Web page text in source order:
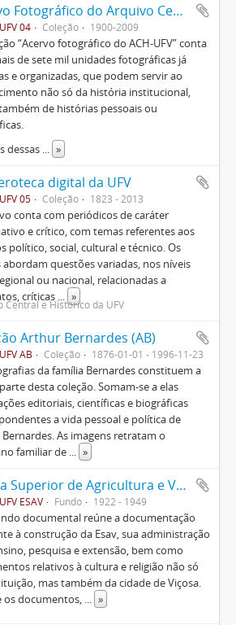
Acervo Fotográfico do Arquivo Central Histórico da UFV
04 Coleção 1900-2009
“Acervo fotográfico do ACH-UFV” conta
de sete mil unidades fotográficas já
e organizadas, que podem servir ao
não só da história institucional,
de histórias pessoais ou
dessas
»
digital da UFV
05 Coleção 1823 - 2013
conta com periódicos de caráter
e crítico, com temas referentes aos
político, social, cultural e técnico. Os
abordam questões variadas, nos níveis
ou nacional, relacionadas a
críticas
»
Central e Histórico da UFV
Arthur Bernardes (AB)
AB Coleção 1876-01-01 - 1996-11-23
da família Bernardes constituem a
desta coleção. Somam-se a elas
editoriais, científicas e biográficas
a vida pessoal e política de
As imagens retratam o
familiar de
»
Escola Superior de Agricultura e Veterinária (ESAV)
ESAV Fundo 1922 - 1949
documental reúne a documentação
à construção da Esav, sua administração
pesquisa e extensão, bem como
relativos à cultura e religião não só
mas também da cidade de Viçosa.
os documentos,
»